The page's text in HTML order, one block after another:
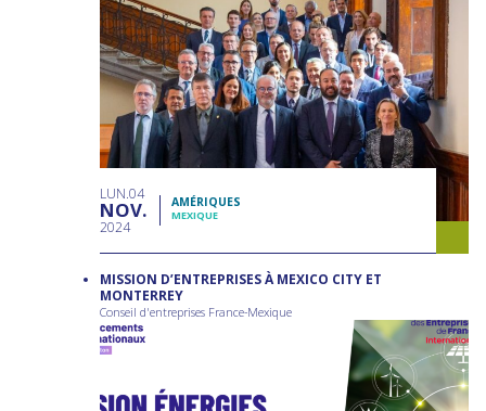
LUN 04
NOV
2024
AMÉRIQUES
MEXIQUE
MISSION D’ENTREPRISES À MEXICO CITY ET
MONTERREY
Conseil d'entreprises France-Mexique